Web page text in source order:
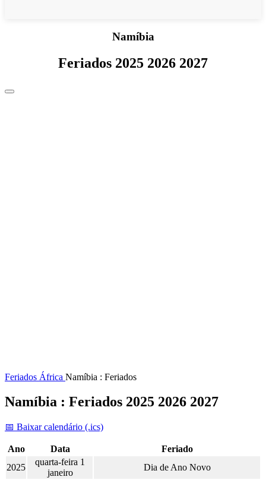
Namíbia
Feriados 2025 2026 2027
Feriados África Namíbia : Feriados
Namíbia : Feriados 2025 2026 2027
📅 Baixar calendário (.ics)
Ano Data
Feriado
2025
quarta-feira 1
janeiro
Dia de Ano Novo